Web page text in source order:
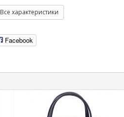
Все характеристики
Facebook